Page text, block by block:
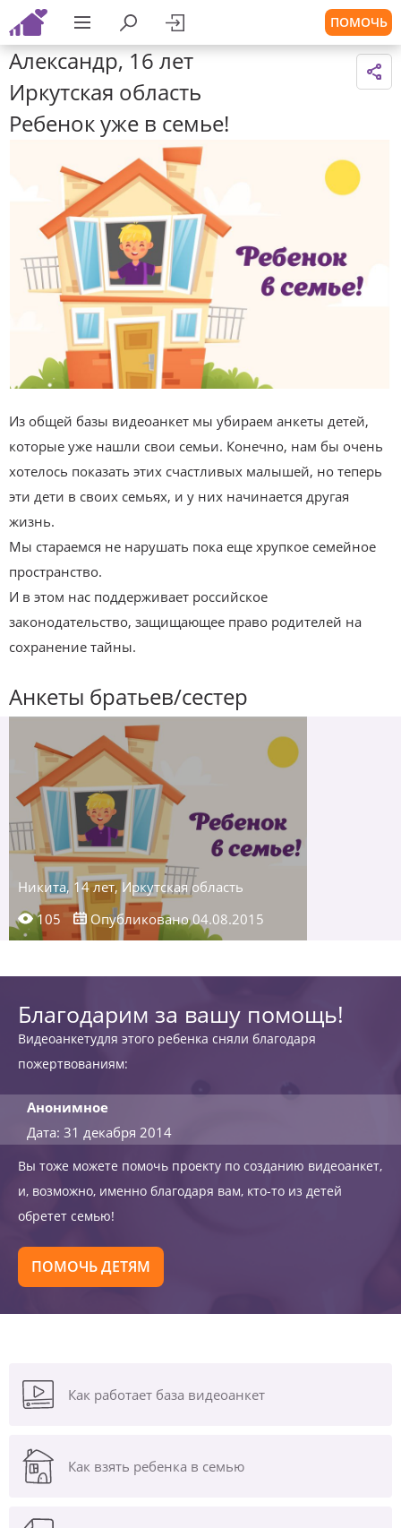
ПОМОЧЬ
Александр, 16 лет
Иркутская область
Ребенок уже в семье!
Из общей базы видеоанкет мы убираем анкеты детей,
которые уже нашли свои семьи. Конечно, нам бы очень
хотелось показать этих счастливых малышей, но теперь
эти дети в своих семьях, и у них начинается другая
жизнь.
Мы стараемся не нарушать пока еще хрупкое семейное
пространство.
И в этом нас поддерживает российское
законодательство, защищающее право родителей на
сохранение тайны.
Анкеты братьев/сестер
Никита, 14 лет, Иркутская область
105
Опубликовано 04.08.2015
Благодарим за вашу помощь!
Видеоанкетудля этого ребенка сняли благодаря
пожертвованиям:
Анонимное
Дата: 31 декабря 2014
Вы тоже можете помочь проекту по созданию видеоанкет,
и, возможно, именно благодаря вам, кто-то из детей
обретет семью!
ПОМОЧЬ ДЕТЯМ
Как работает база видеоанкет
Как взять ребенка в семью